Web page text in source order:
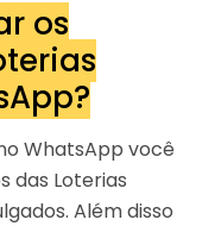
os
WhatsApp você
das Loterias
Além disso